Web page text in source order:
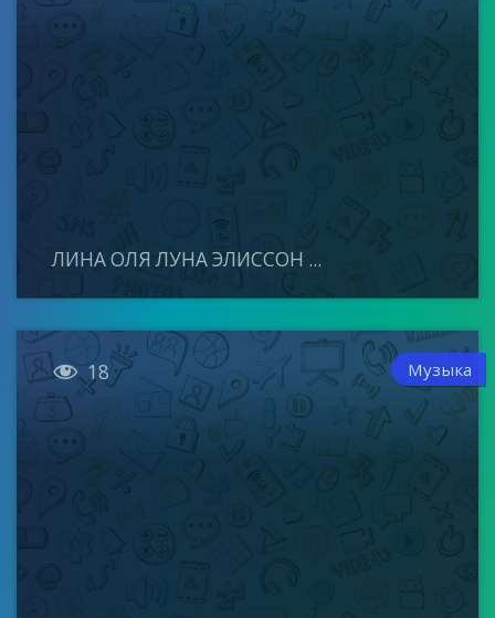
ЛИНА ОЛЯ ЛУНА ЭЛИССОН ...
 18 Музыка